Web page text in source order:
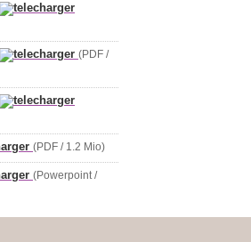
(PDF /
(PDF / 1.2 Mio)
(Powerpoint /